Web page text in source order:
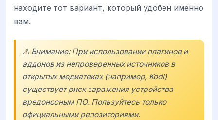
находите тот вариант, который удобен именно
вам.
⚠️ Внимание: При использовании плагинов и
аддонов из непроверенных источников в
открытых медиатеках (например, Kodi)
существует риск заражения устройства
вредоносным ПО. Пользуйтесь только
официальными репозиториями.